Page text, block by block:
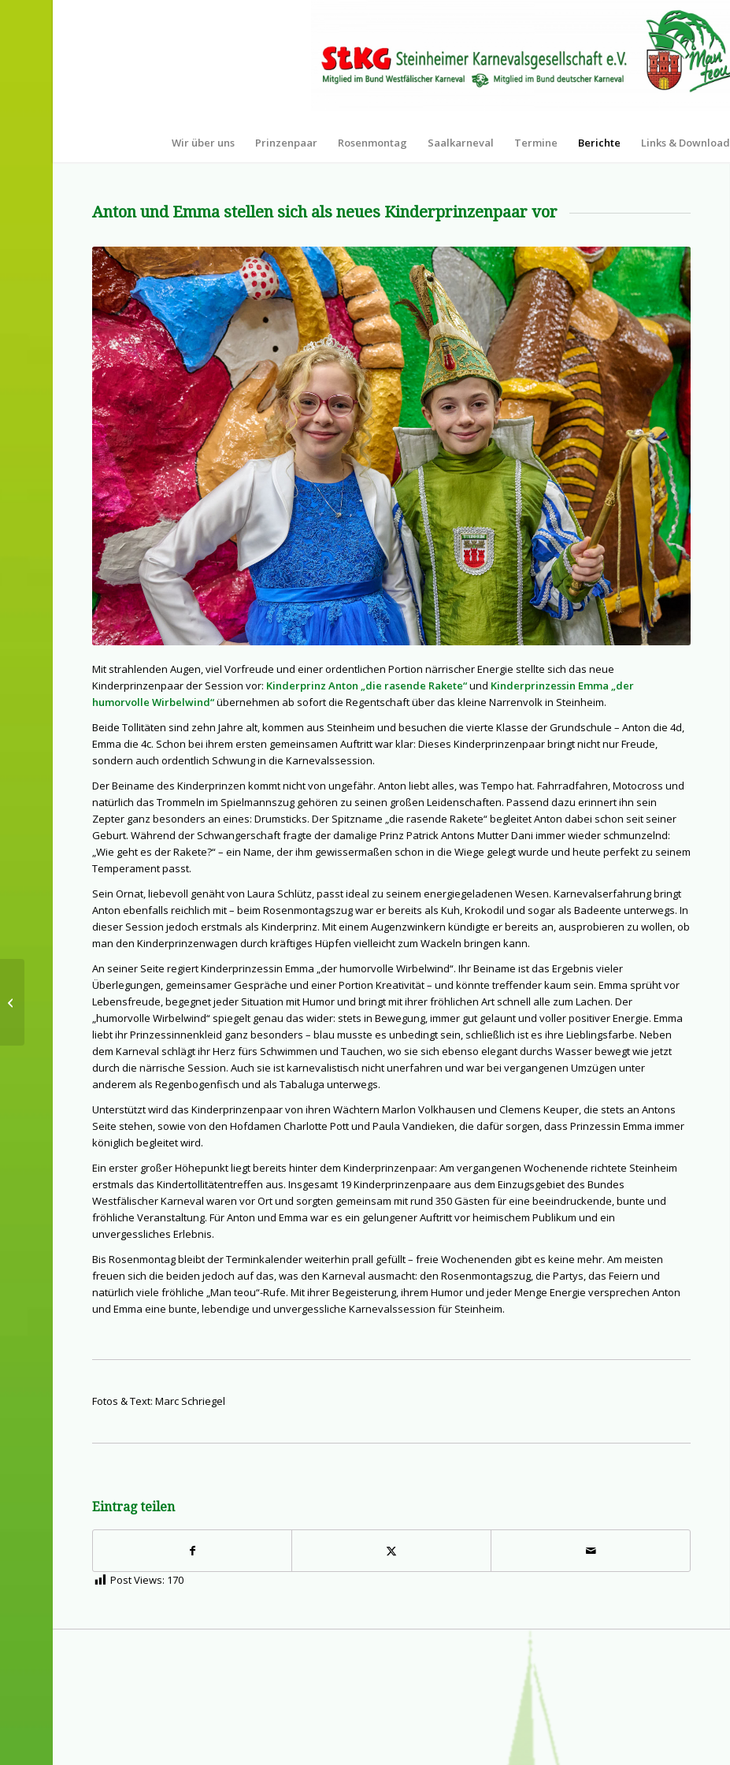
Wir über uns Prinzenpaar Rosenmontag Saalkarneval Termine Berichte Links & Download
Anton und Emma stellen sich als neues Kinderprinzenpaar vor
Mit strahlenden Augen, viel Vorfreude und einer ordentlichen Portion närrischer Energie stellte sich das neue
Kinderprinzenpaar der Session vor: Kinderprinz Anton „die rasende Rakete“und Kinderprinzessin Emma „der
humorvolle Wirbelwind“übernehmen ab sofort die Regentschaft über das kleine Narrenvolk in Steinheim.
Beide Tollitäten sind zehn Jahre alt, kommen aus Steinheim und besuchen die vierte Klasse der Grundschule – Anton die 4d,
Emma die 4c. Schon bei ihrem ersten gemeinsamen Auftritt war klar: Dieses Kinderprinzenpaar bringt nicht nur Freude,
sondern auch ordentlich Schwung in die Karnevalssession.
Der Beiname des Kinderprinzen kommt nicht von ungefähr. Anton liebt alles, was Tempo hat. Fahrradfahren, Motocross und
natürlich das Trommeln im Spielmannszug gehören zu seinen großen Leidenschaften. Passend dazu erinnert ihn sein
Zepter ganz besonders an eines: Drumsticks. Der Spitzname „die rasende Rakete“ begleitet Anton dabei schon seit seiner
Geburt. Während der Schwangerschaft fragte der damalige Prinz Patrick Antons Mutter Dani immer wieder schmunzelnd:
„Wie geht es der Rakete?“ – ein Name, der ihm gewissermaßen schon in die Wiege gelegt wurde und heute perfekt zu seinem
Temperament passt.
Sein Ornat, liebevoll genäht von Laura Schlütz, passt ideal zu seinem energiegeladenen Wesen. Karnevalserfahrung bringt
Anton ebenfalls reichlich mit – beim Rosenmontagszug war er bereits als Kuh, Krokodil und sogar als Badeente unterwegs. In
dieser Session jedoch erstmals als Kinderprinz. Mit einem Augenzwinkern kündigte er bereits an, ausprobieren zu wollen, ob
man den Kinderprinzenwagen durch kräftiges Hüpfen vielleicht zum Wackeln bringen kann.
An seiner Seite regiert Kinderprinzessin Emma „der humorvolle Wirbelwind“. Ihr Beiname ist das Ergebnis vieler
Überlegungen, gemeinsamer Gespräche und einer Portion Kreativität – und könnte treffender kaum sein. Emma sprüht vor
Lebensfreude, begegnet jeder Situation mit Humor und bringt mit ihrer fröhlichen Art schnell alle zum Lachen. Der
„humorvolle Wirbelwind“ spiegelt genau das wider: stets in Bewegung, immer gut gelaunt und voller positiver Energie. Emma
liebt ihr Prinzessinnenkleid ganz besonders – blau musste es unbedingt sein, schließlich ist es ihre Lieblingsfarbe. Neben
dem Karneval schlägt ihr Herz fürs Schwimmen und Tauchen, wo sie sich ebenso elegant durchs Wasser bewegt wie jetzt
durch die närrische Session. Auch sie ist karnevalistisch nicht unerfahren und war bei vergangenen Umzügen unter
anderem als Regenbogenfisch und als Tabaluga unterwegs.
Unterstützt wird das Kinderprinzenpaar von ihren Wächtern Marlon Volkhausen und Clemens Keuper, die stets an Antons
Seite stehen, sowie von den Hofdamen Charlotte Pott und Paula Vandieken, die dafür sorgen, dass Prinzessin Emma immer
königlich begleitet wird.
Ein erster großer Höhepunkt liegt bereits hinter dem Kinderprinzenpaar: Am vergangenen Wochenende richtete Steinheim
erstmals das Kindertollitätentreffen aus. Insgesamt 19 Kinderprinzenpaare aus dem Einzugsgebiet des Bundes
Westfälischer Karneval waren vor Ort und sorgten gemeinsam mit rund 350 Gästen für eine beeindruckende, bunte und
fröhliche Veranstaltung. Für Anton und Emma war es ein gelungener Auftritt vor heimischem Publikum und ein
unvergessliches Erlebnis.
Bis Rosenmontag bleibt der Terminkalender weiterhin prall gefüllt – freie Wochenenden gibt es keine mehr. Am meisten
freuen sich die beiden jedoch auf das, was den Karneval ausmacht: den Rosenmontagszug, die Partys, das Feiern und
natürlich viele fröhliche „Man teou“-Rufe. Mit ihrer Begeisterung, ihrem Humor und jeder Menge Energie versprechen Anton
und Emma eine bunte, lebendige und unvergessliche Karnevalssession für Steinheim.
Fotos & Text: Marc Schriegel
Eintrag teilen
Post Views: 170
Vorverkaufstart
Karneval der Chöre